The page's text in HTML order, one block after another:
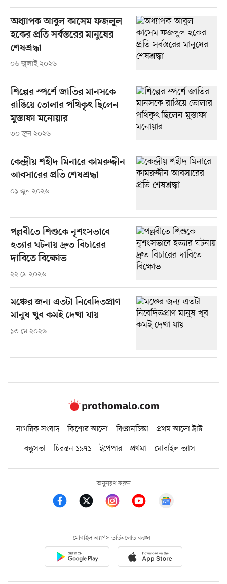
অধ্যাপক আবুল কাসেম ফজলুল
হকের প্রতি সর্বস্তরের মানুষের
শেষশ্রদ্ধা
০৬ জুলাই ২০২৬
শিল্পের স্পর্শে জাতির মানসকে
রাঙিয়ে তোলার পথিকৃৎ ছিলেন
মুস্তাফা মনোয়ার
৩০ জুন ২০২৬
কেন্দ্রীয় শহীদ মিনারে কামরুদ্দীন
আবসারের প্রতি শেষশ্রদ্ধা
০১ জুন ২০২৬
পল্লবীতে শিশুকে নৃশংসভাবে
হত্যার ঘটনায় দ্রুত বিচারের
দাবিতে বিক্ষোভ
২২ মে ২০২৬
মঞ্চের জন্য এতটা নিবেদিতপ্রাণ
মানুষ খুব কমই দেখা যায়
১৩ মে ২০২৬
নাগরিক সংবাদ কিশোর আলো বিজ্ঞানচিন্তা
প্রথম আলো ট্রাস্ট
বন্ধুসভা
চিরন্তন ১৯৭১ ইপেপার প্রথমা মোবাইল ভ্যাস
অনুসরণ করুন
মোবাইল অ্যাপস ডাউনলোড করুন